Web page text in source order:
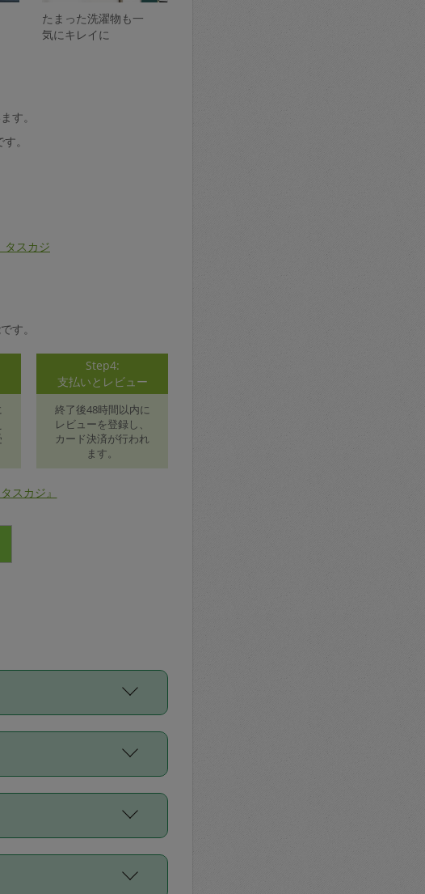
たまった洗濯物も一
気にキレイに
す。
。
タスカジ
す。
Step4:
支払いとレビュー
終了後48時間以内に
レビューを登録し、
カード決済が行われ
ます。
スカジ』
長機能をご利用くださ
の上事前申請すること
います。
ューの平均値、などで
EXPRESS／Diners